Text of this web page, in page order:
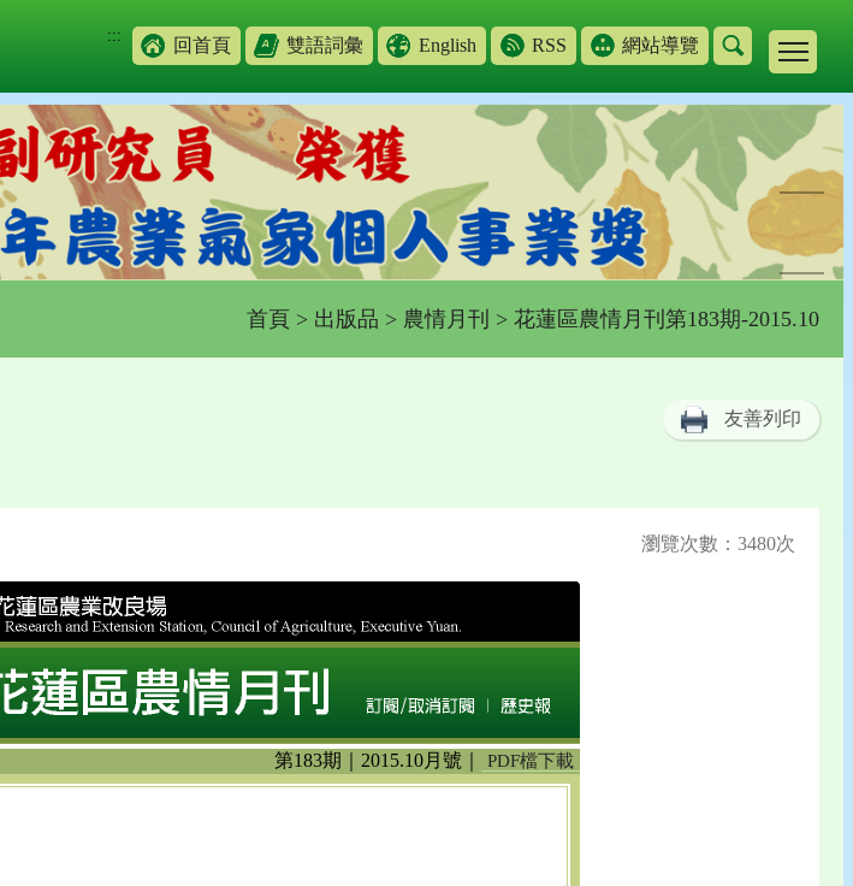
::: 回首頁 雙語詞彙 English RSS 網站導覽
首頁 > 出版品 > 農情月刊 > 花蓮區農情月刊第183期-2015.10
友善列印
瀏覽次數：3480次
第183期｜2015.10月號｜ PDF檔下載